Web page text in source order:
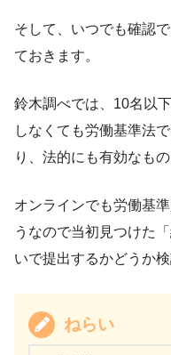
そして、いつでも確認
ておきます。
鈴木調べでは、10名以
しなくても労働基準法
り、法的にも有効なも
オンラインでも労働基
うなので当初見つけた
いで提出するかどうか
ねらい